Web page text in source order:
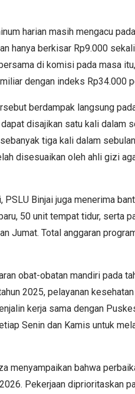
harian masih mengacu
hanya berkisar Rp9.000
di komisi pada masa
dengan indeks Rp34.000
berdampak langsung
disajikan satu kali dalam
tiga kali dalam
disesuaikan oleh ahli gizi
PSLU Binjai juga menerima
50 unit tempat tidur, serta
Jumat. Total anggaran
obat-obatan mandiri pada
2025, pelayanan
kerja sama dengan
Senin dan Kamis untuk
menyampaikan bahwa
Pekerjaan diprioritaskan